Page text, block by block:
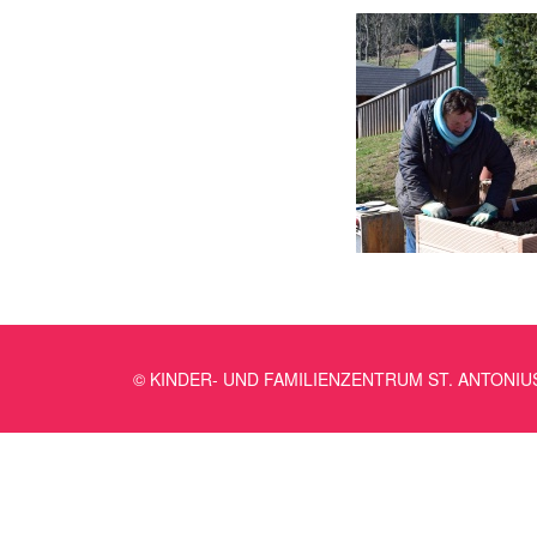
© KINDER- UND FAMILIENZENTRUM ST.